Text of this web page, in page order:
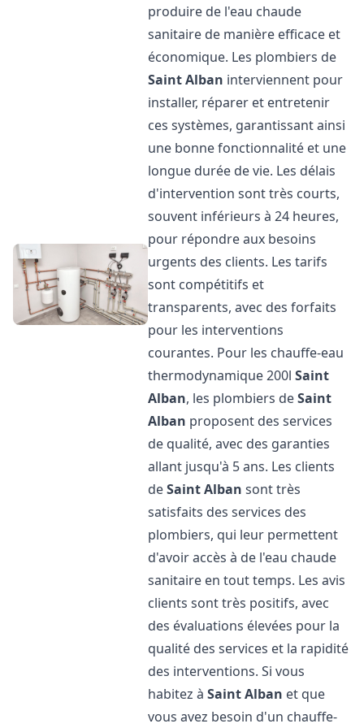
produire de l'eau chaude
sanitaire de manière efficace et
économique. Les plombiers de
Saint Alban interviennent pour
installer, réparer et entretenir
ces systèmes, garantissant ainsi
une bonne fonctionnalité et une
longue durée de vie. Les délais
d'intervention sont très courts,
souvent inférieurs à 24 heures,
pour répondre aux besoins
urgents des clients. Les tarifs
sont compétitifs et
transparents, avec des forfaits
pour les interventions
courantes. Pour les chauffe-eau
thermodynamique 200lSaint
Alban, les plombiers deSaint
Alban proposent des services
de qualité, avec des garanties
allant jusqu'à 5 ans. Les clients
deSaint Alban sont très
satisfaits des services des
plombiers, qui leur permettent
d'avoir accès à de l'eau chaude
sanitaire en tout temps. Les avis
clients sont très positifs, avec
des évaluations élevées pour la
qualité des services et la rapidité
des interventions. Si vous
habitez àSaint Alban et que
vous avez besoin d'un chauffe-